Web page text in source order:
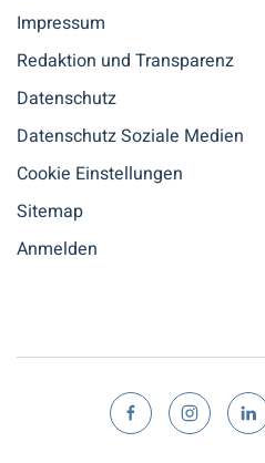
Impressum
Redaktion und Transparenz
Datenschutz
Datenschutz Soziale Medien
Cookie Einstellungen
Sitemap
Anmelden